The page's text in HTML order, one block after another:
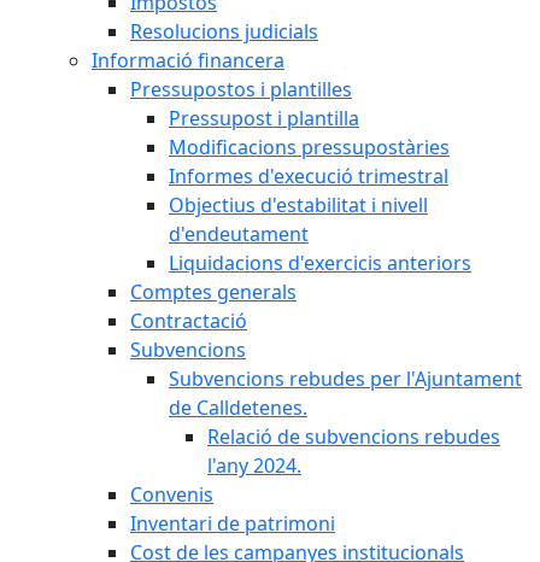
Resolucions judicials
Informació financera
Pressupostos i plantilles
Pressupost i plantilla
Modificacions pressupostàries
Informes d'execució trimestral
Objectius d'estabilitat i nivell
d'endeutament
Liquidacions d'exercicis anteriors
Comptes generals
Contractació
Subvencions
Subvencions rebudes per l'Ajuntament
de Calldetenes.
Relació de subvencions rebudes
l'any 2024.
Convenis
Inventari de patrimoni
Cost de les campanyes institucionals